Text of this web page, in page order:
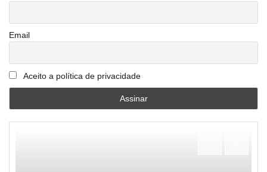
Email
Aceito a política de privacidade